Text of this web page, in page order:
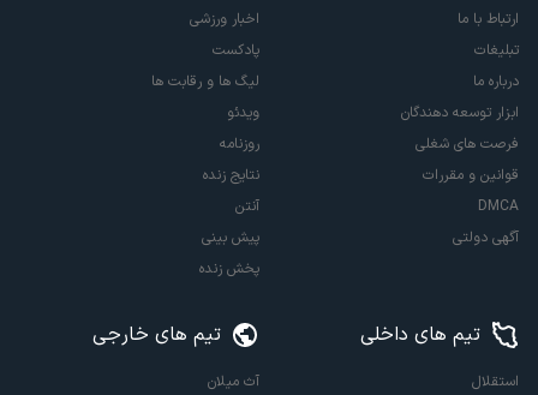
ارتباط با ما
تبلیغات
درباره ما
ابزار توسعه دهندگان
فرصت های شغلی
قوانین و مقررات
DMCA
آگهی دولتی
اخبار ورزشی
پادکست
لیگ ها و رقابت ها
ویدئو
روزنامه
نتایج زنده
آنتن
پیش بینی
پخش زنده
تیم های داخلی
استقلال
تیم های خارجی
آث میلان